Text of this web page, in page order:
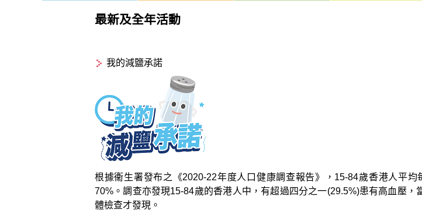
最新及全年活動
我的減鹽承諾
根據衞生署發布之《2020-22年度人口健康調查報告》，15-84歲香港人平
70%。調查亦發現15-84歲的香港人中，有超過四分之一(29.5%)患有高血壓
體檢查才發現。